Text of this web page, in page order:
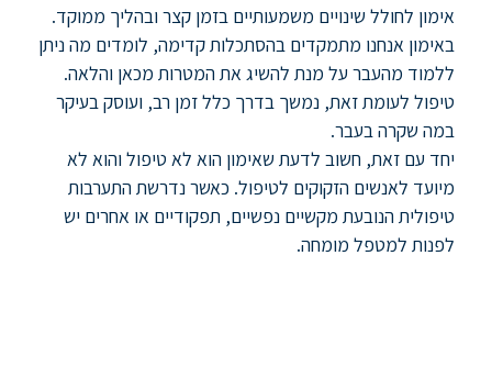
אימון לחולל שינויים משמעותיים בזמן קצר ובהליך ממוקד.
באימון אנחנו מתמקדים בהסתכלות קדימה, לומדים מה ניתן
ללמוד מהעבר על מנת להשיג את המטרות מכאן והלאה.
טיפול לעומת זאת, נמשך בדרך כלל זמן רב, ועוסק בעיקר
במה שקרה בעבר.
יחד עם זאת, חשוב לדעת שאימון הוא לא טיפול והוא לא
מיועד לאנשים הזקוקים לטיפול. כאשר נדרשת התערבות
טיפולית הנובעת מקשיים נפשיים, תפקודיים או אחרים יש
לפנות למטפל מומחה.